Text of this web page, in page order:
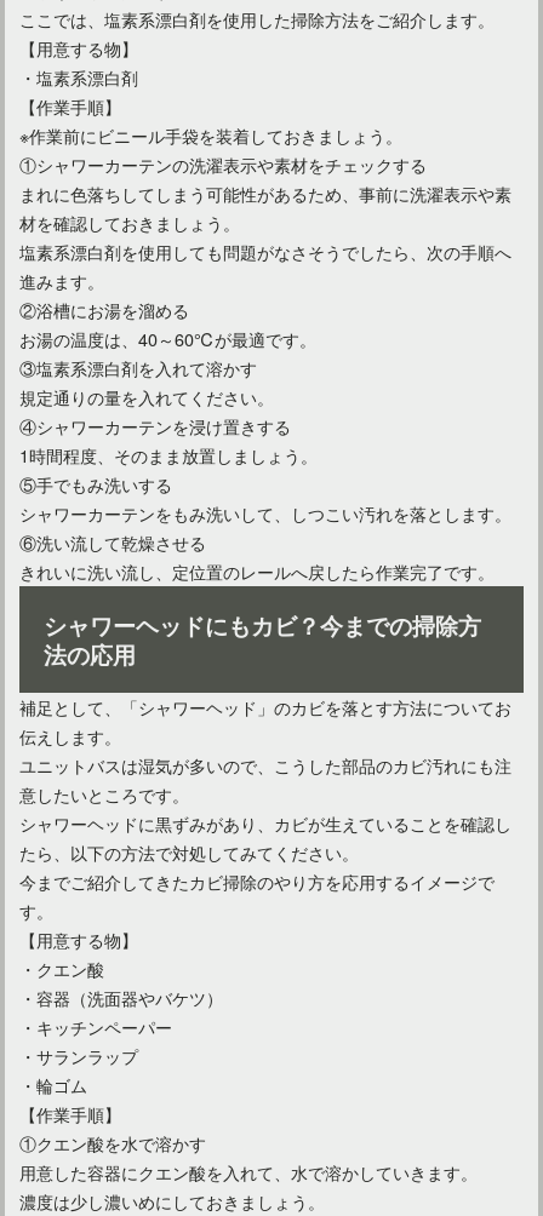
ここでは、塩素系漂白剤を使用した掃除方法をご紹介します。
【用意する物】
・塩素系漂白剤
【作業手順】
※作業前にビニール手袋を装着しておきましょう。
①シャワーカーテンの洗濯表示や素材をチェックする
まれに色落ちしてしまう可能性があるため、事前に洗濯表示や素
材を確認しておきましょう。
塩素系漂白剤を使用しても問題がなさそうでしたら、次の手順へ
進みます。
②浴槽にお湯を溜める
お湯の温度は、40～60℃が最適です。
③塩素系漂白剤を入れて溶かす
規定通りの量を入れてください。
④シャワーカーテンを浸け置きする
1時間程度、そのまま放置しましょう。
⑤手でもみ洗いする
シャワーカーテンをもみ洗いして、しつこい汚れを落とします。
⑥洗い流して乾燥させる
きれいに洗い流し、定位置のレールへ戻したら作業完了です。
シャワーヘッドにもカビ？今までの掃除方
法の応用
補足として、「シャワーヘッド」のカビを落とす方法についてお
伝えします。
ユニットバスは湿気が多いので、こうした部品のカビ汚れにも注
意したいところです。
シャワーヘッドに黒ずみがあり、カビが生えていることを確認し
たら、以下の方法で対処してみてください。
今までご紹介してきたカビ掃除のやり方を応用するイメージで
す。
【用意する物】
・クエン酸
・容器（洗面器やバケツ）
・キッチンペーパー
・サランラップ
・輪ゴム
【作業手順】
①クエン酸を水で溶かす
用意した容器にクエン酸を入れて、水で溶かしていきます。
濃度は少し濃いめにしておきましょう。